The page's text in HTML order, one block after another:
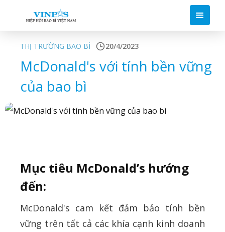
THỊ TRƯỜNG BAO BÌ 20/4/2023
McDonald's với tính bền vững
của bao bì
Mục tiêu McDonald’s hướng
đến:
McDonald's cam kết đảm bảo tính bền
vững trên tất cả các khía cạnh kinh doanh